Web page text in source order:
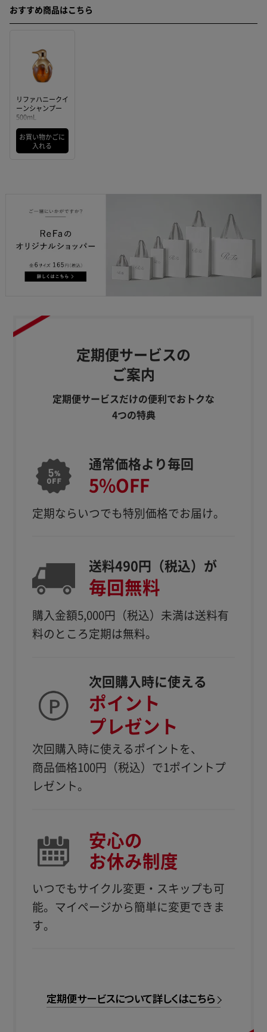
おすすめ商品はこちら
リファハニークイ
ーンシャンプー
500mL
お買い物かごに
入れる
定期便サービスの
ご案内
定期便サービスだけの便利でおトクな
4つの特典
通常価格より毎回
5%OFF
定期ならいつでも特別価格でお届け。
送料490円（税込）が
毎回無料
購入金額5,000円（税込） 未満は送料有
料のところ定期は無料。
次回購入時に使える
ポイント
プレゼント
次回購入時に使えるポイントを、
商品価格100円（税込）で1ポイントプ
レゼント。
安心の
お休み制度
いつでもサイクル変更・スキップも可
能。 マイページから簡単に変更できま
す。
定期便サービスについて詳しくはこちら